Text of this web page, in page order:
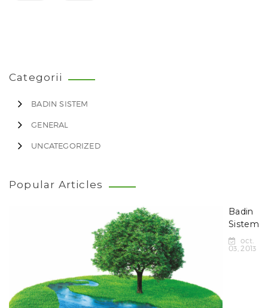
Categorii
BADIN SISTEM
GENERAL
UNCATEGORIZED
Popular Articles
Badin
Sistem
oct.
03, 2013